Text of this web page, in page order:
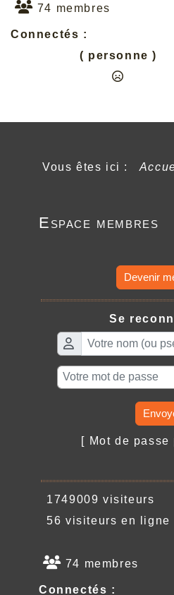
74 membres
Connectés :
( personne )
Vous êtes ici :
Espace membres
Devenir
Se
[ Mot de
1749009 visiteurs
56 visiteurs en ligne
74 membres
Connectés :